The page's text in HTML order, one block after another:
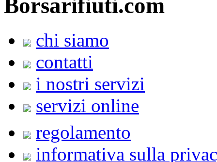
Borsarifiuti.com
chi siamo
contatti
i nostri servizi
servizi online
regolamento
informativa sulla